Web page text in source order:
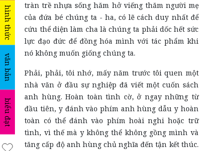
hình thức
văn bản
biểu đạt
tràn trề nhựa sống hăm hở viếng thăm người mẹ
của đứa bé chúng ta - ha, có lẽ cách duy nhất để
cứu thể diện làm cha là chúng ta phải dốc hết sức
lực đạo đức để đồng hóa mình với tác phẩm khi
nó không muốn giống chúng ta.
Phải, phải, tôi nhớ, mấy năm trước tôi quen một
nhà văn ở đầu sự nghiệp đã viết một cuốn sách
anh hùng. Hoàn toàn tình cờ, ở ngay những từ
đầu tiên, y đánh vào phím anh hùng dẫu y hoàn
toàn có thể đánh vào phím hoài nghi hoặc trữ
tình, vì thế mà y không thể không gồng mình và
tăng cấp độ anh hùng chủ nghĩa đến tận kết thúc.